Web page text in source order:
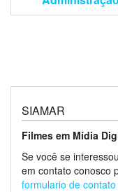
SIAMAR
Filmes em Mídia
Se você se
em contato conosco
formulario de contato